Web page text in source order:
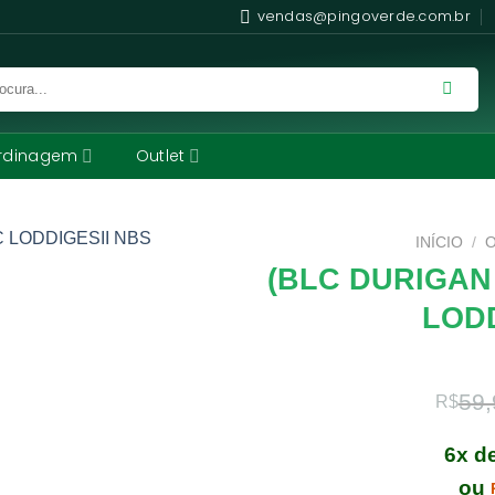
vendas@pingoverde.com.br
Outlet
INÍCIO /
(BLC
R$
6x
ou